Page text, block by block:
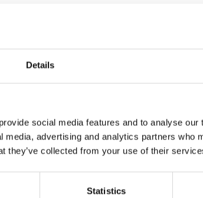
Details
social media features and to analyse our
advertising and analytics partners who
they’ve collected from your use of their
Statistics